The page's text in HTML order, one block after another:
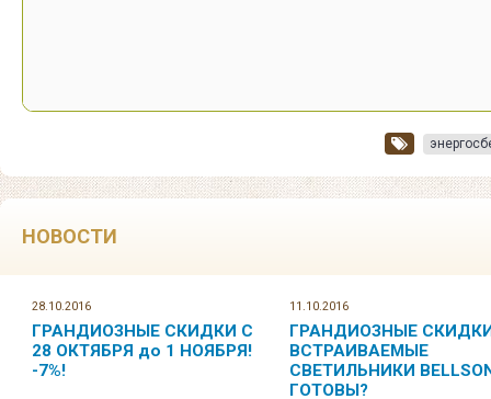
НОВОСТИ
28.10.2016
ГРАНДИОЗНЫЕ СКИДКИ С
28 ОКТЯБРЯ до 1 НОЯБРЯ!
-7%!
11.10.2016
ГРАНДИОЗНЫЕ
ВСТРАИВАЕМЫЕ
СВЕТИЛЬНИКИ
ГОТОВЫ?